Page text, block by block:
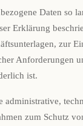
Daten so
Erklärung
zur
Anforderungen
ist.
administrative,
zum Schutz